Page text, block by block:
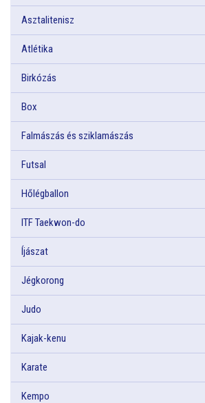
Asztalitenisz
Atlétika
Birkózás
Box
Falmászás és sziklamászás
Futsal
Hőlégballon
ITF Taekwon-do
Íjászat
Jégkorong
Judo
Kajak-kenu
Karate
Kempo